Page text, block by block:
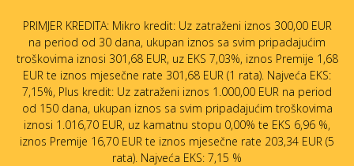
PRIMJER KREDITA: Mikro kredit: Uz zatraženi iznos 300,00 EUR
na period od 30 dana, ukupan iznos sa svim pripadajućim
troškovima iznosi 301,68 EUR, uz EKS 7,03%, iznos Premije 1,68
EUR te iznos mjesečne rate 301,68 EUR (1 rata). Najveća EKS:
7,15%, Plus kredit: Uz zatraženi iznos 1.000,00 EUR na period
od 150 dana, ukupan iznos sa svim pripadajućim troškovima
iznosi 1.016,70 EUR, uz kamatnu stopu 0,00% te EKS 6,96 %,
iznos Premije 16,70 EUR te iznos mjesečne rate 203,34 EUR (5
rata). Najveća EKS: 7,15 %